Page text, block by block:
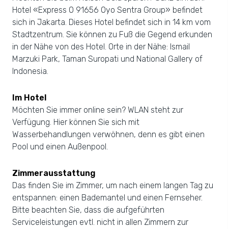
Hotel «Express O 91656 Oyo Sentra Group» befindet
sich in Jakarta. Dieses Hotel befindet sich in 14 km vom
Stadtzentrum. Sie können zu Fuß die Gegend erkunden
in der Nähe von des Hotel. Orte in der Nähe: Ismail
Marzuki Park, Taman Suropati und National Gallery of
Indonesia.
Im Hotel
Möchten Sie immer online sein? WLAN steht zur
Verfügung. Hier können Sie sich mit
Wasserbehandlungen verwöhnen, denn es gibt einen
Pool und einen Außenpool.
Zimmerausstattung
Das finden Sie im Zimmer, um nach einem langen Tag zu
entspannen: einen Bademantel und einen Fernseher.
Bitte beachten Sie, dass die aufgeführten
Serviceleistungen evtl. nicht in allen Zimmern zur